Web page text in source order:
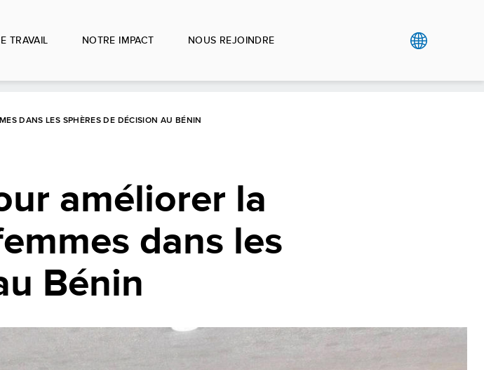
TRAVAIL NOTRE IMPACT NOUS REJOINDRE
DANS LES SPHÈRES DE DÉCISION AU BÉNIN
améliorer la
dans les
Bénin